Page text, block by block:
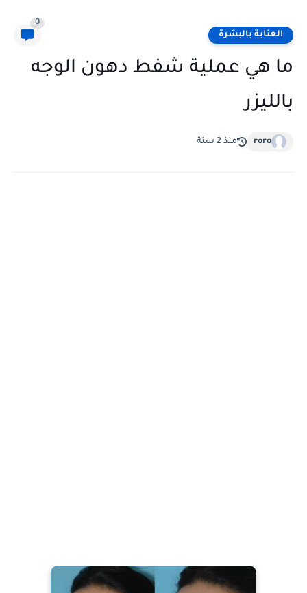
العناية بالبشرة
0
ما هي عملية شفط دهون الوجه
بالليزر
roro منذ 2 سنة